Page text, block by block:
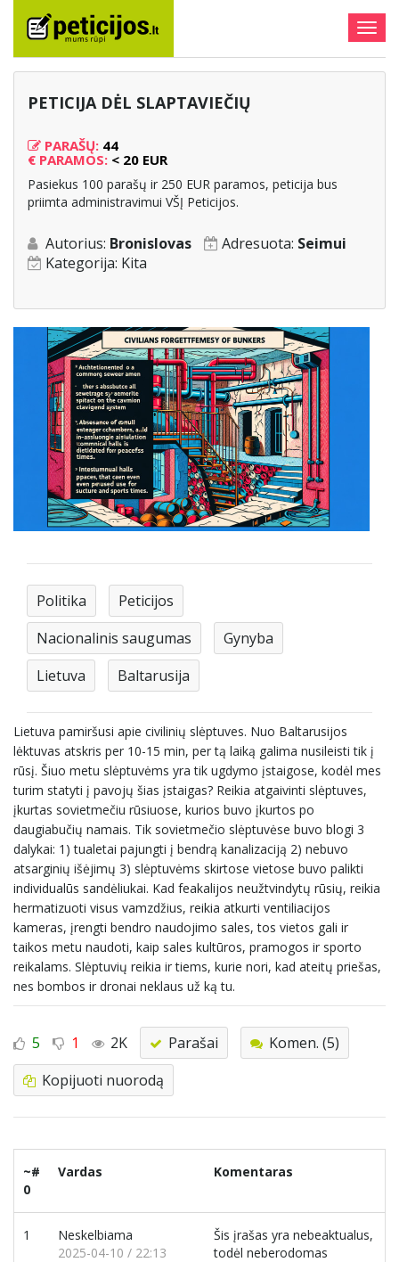
PETICIJA DĖL SLAPTAVIEČIŲ
PARAŠŲ: 44
€ PARAMOS: < 20 EUR
Pasiekus 100 parašų ir 250 EUR paramos, peticija bus
priimta administravimui VŠĮ Peticijos.
Autorius: Bronislovas Adresuota: Seimui
Kategorija: Kita
Politika
Peticijos
Nacionalinis saugumas
Gynyba
Lietuva
Baltarusija
Lietuva pamiršusi apie civilinių slėptuves. Nuo Baltarusijos
lėktuvas atskris per 10-15 min, per tą laiką galima nusileisti tik į
rūsį. Šiuo metu slėptuvėms yra tik ugdymo įstaigose, kodėl mes
turim statyti į pavojų šias įstaigas? Reikia atgaivinti slėptuves,
įkurtas sovietmečiu rūsiuose, kurios buvo įkurtos po
daugiabučių namais. Tik sovietmečio slėptuvėse buvo blogi 3
dalykai: 1) tualetai pajungti į bendrą kanalizaciją 2) nebuvo
atsarginių išėjimų 3) slėptuvėms skirtose vietose buvo palikti
individualūs sandėliukai. Kad feakalijos neužtvindytų rūsių, reikia
hermatizuoti visus vamzdžius, reikia atkurti ventiliacijos
kameras, įrengti bendro naudojimo sales, tos vietos gali ir
taikos metu naudoti, kaip sales kultūros, pramogos ir sporto
reikalams. Slėptuvių reikia ir tiems, kurie nori, kad ateitų priešas,
nes bombos ir dronai neklaus už ką tu.
5 1 2K Parašai
Komen. (5)
Kopijuoti nuorodą
~#
0
Vardas Komentaras
1
Neskelbiama
2025-04-10 / 22:13
Šis įrašas yra nebeaktualus,
todėl neberodomas